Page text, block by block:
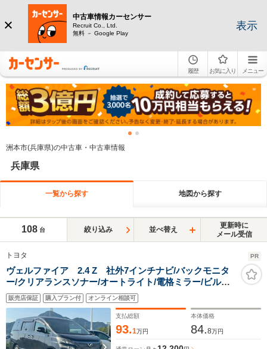
中古車情報カーセンサー
Recruit Co., Ltd.
無料 － Google Play
表示
履歴 お気に入り メニュー
洲本市(兵庫県)の中古車・中古車情報
兵庫県
一覧から探す 地図から探す
108 台 絞り込み 並べ替え
更新時に
メール受信
トヨタ PR
ヴェルファイア 2.4 Z 社外7インチナビ/バックモニタ
ー/クリアランスソナー/オートライト/電格ミラー/ビルト
インETC/革巻きステアリング/純正フロアマット/カーテン
エアバック/純正AW/片側パワースライドドア
販売店保証 購入プラン付 オンライン相談可
支払総額
93.1万円
本体価格
84.8万円